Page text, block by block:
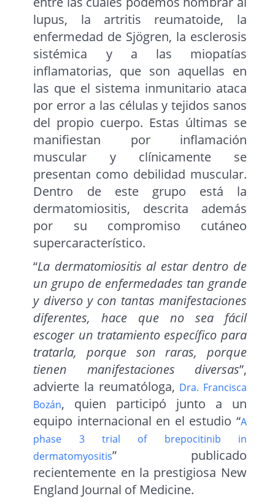
lupus, la artritis reumatoide, la
enfermedad de Sjögren, la esclerosis
sistémica y a las miopatías
inflamatorias, que son aquellas en
las que el sistema inmunitario ataca
por error a las células y tejidos sanos
del propio cuerpo. Estas últimas se
manifiestan por inflamación
muscular y clínicamente se
presentan como debilidad muscular.
Dentro de este grupo está la
dermatomiositis, descrita además
por su compromiso cutáneo
supercaracterístico.
“La dermatomiositis al estar dentro de
un grupo de enfermedades tan grande
y diverso y con tantas manifestaciones
diferentes, hace que no sea fácil
escoger un tratamiento específico para
tratarla, porque son raras, porque
tienen manifestaciones diversas”,
advierte la reumatóloga, Dra. Francisca
Bozán, quien participó junto a un
equipo internacional en el estudio “A
phase 3 trial of brepocitinib in
dermatomyositis” publicado
recientemente en la prestigiosa New
England Journal of Medicine.